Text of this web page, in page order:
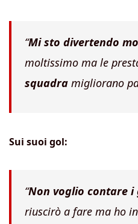
“Mi sto divertendo
moltissimo ma le
squadra migliorano
Sui suoi gol:
“Non voglio contare i
riuscirò a fare ma ho